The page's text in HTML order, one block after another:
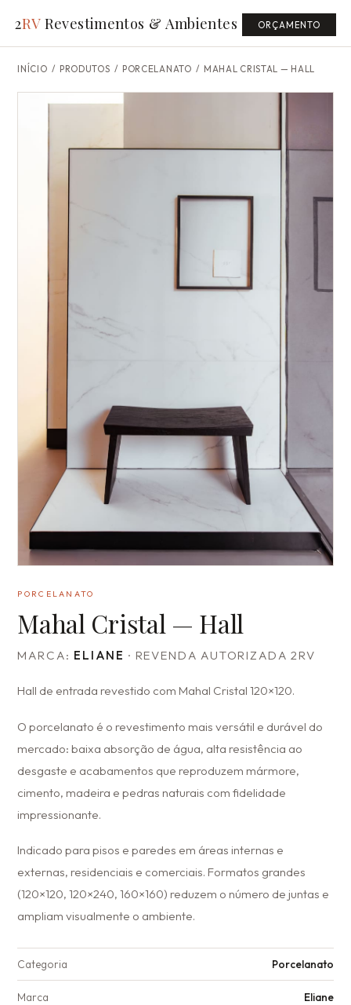
2RVRevestimentos & Ambientes ORÇAMENTO
INÍCIO / PRODUTOS / PORCELANATO / MAHAL CRISTAL — HALL
PORCELANATO
Mahal Cristal — Hall
MARCA: ELIANE · REVENDA AUTORIZADA 2RV
Hall de entrada revestido com Mahal Cristal 120×120.
O porcelanato é o revestimento mais versátil e durável do
mercado: baixa absorção de água, alta resistência ao
desgaste e acabamentos que reproduzem mármore,
cimento, madeira e pedras naturais com fidelidade
impressionante.
Indicado para pisos e paredes em áreas internas e
externas, residenciais e comerciais. Formatos grandes
(120×120, 120×240, 160×160) reduzem o número de juntas e
ampliam visualmente o ambiente.
Categoria Porcelanato
Marca Eliane